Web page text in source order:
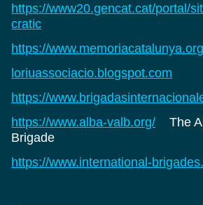
https://www20.gencat.cat/portal/
cratic
https://www.memoriacatalunya.org
loriuassociacio.blogspot.com
https://
https://www.alba-valb.org/ The
Brigade
https://www.international-